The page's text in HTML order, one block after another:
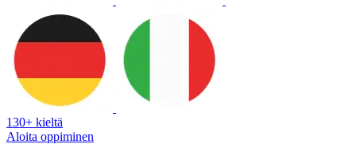
130+ kieltä
Aloita oppiminen